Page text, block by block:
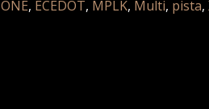
, ECEDOT, MPLK, Multi, pista,